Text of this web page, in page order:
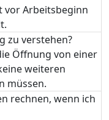
vor Arbeitsbeginn
zu verstehen?
Öffnung von einer
weiteren
müssen.
rechnen, wenn ich